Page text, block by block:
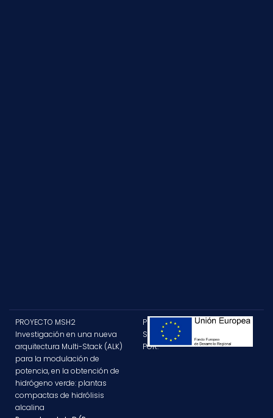
PROYECTO MSH2
Investigación en una nueva
arquitectura Multi-Stack (ALK)
para la modulación de
potencia, en la obtención de
hidrógeno verde: plantas
compactas de hidrólisis
alcalina
PROYECTO
SUBVENCIONADO
POR: